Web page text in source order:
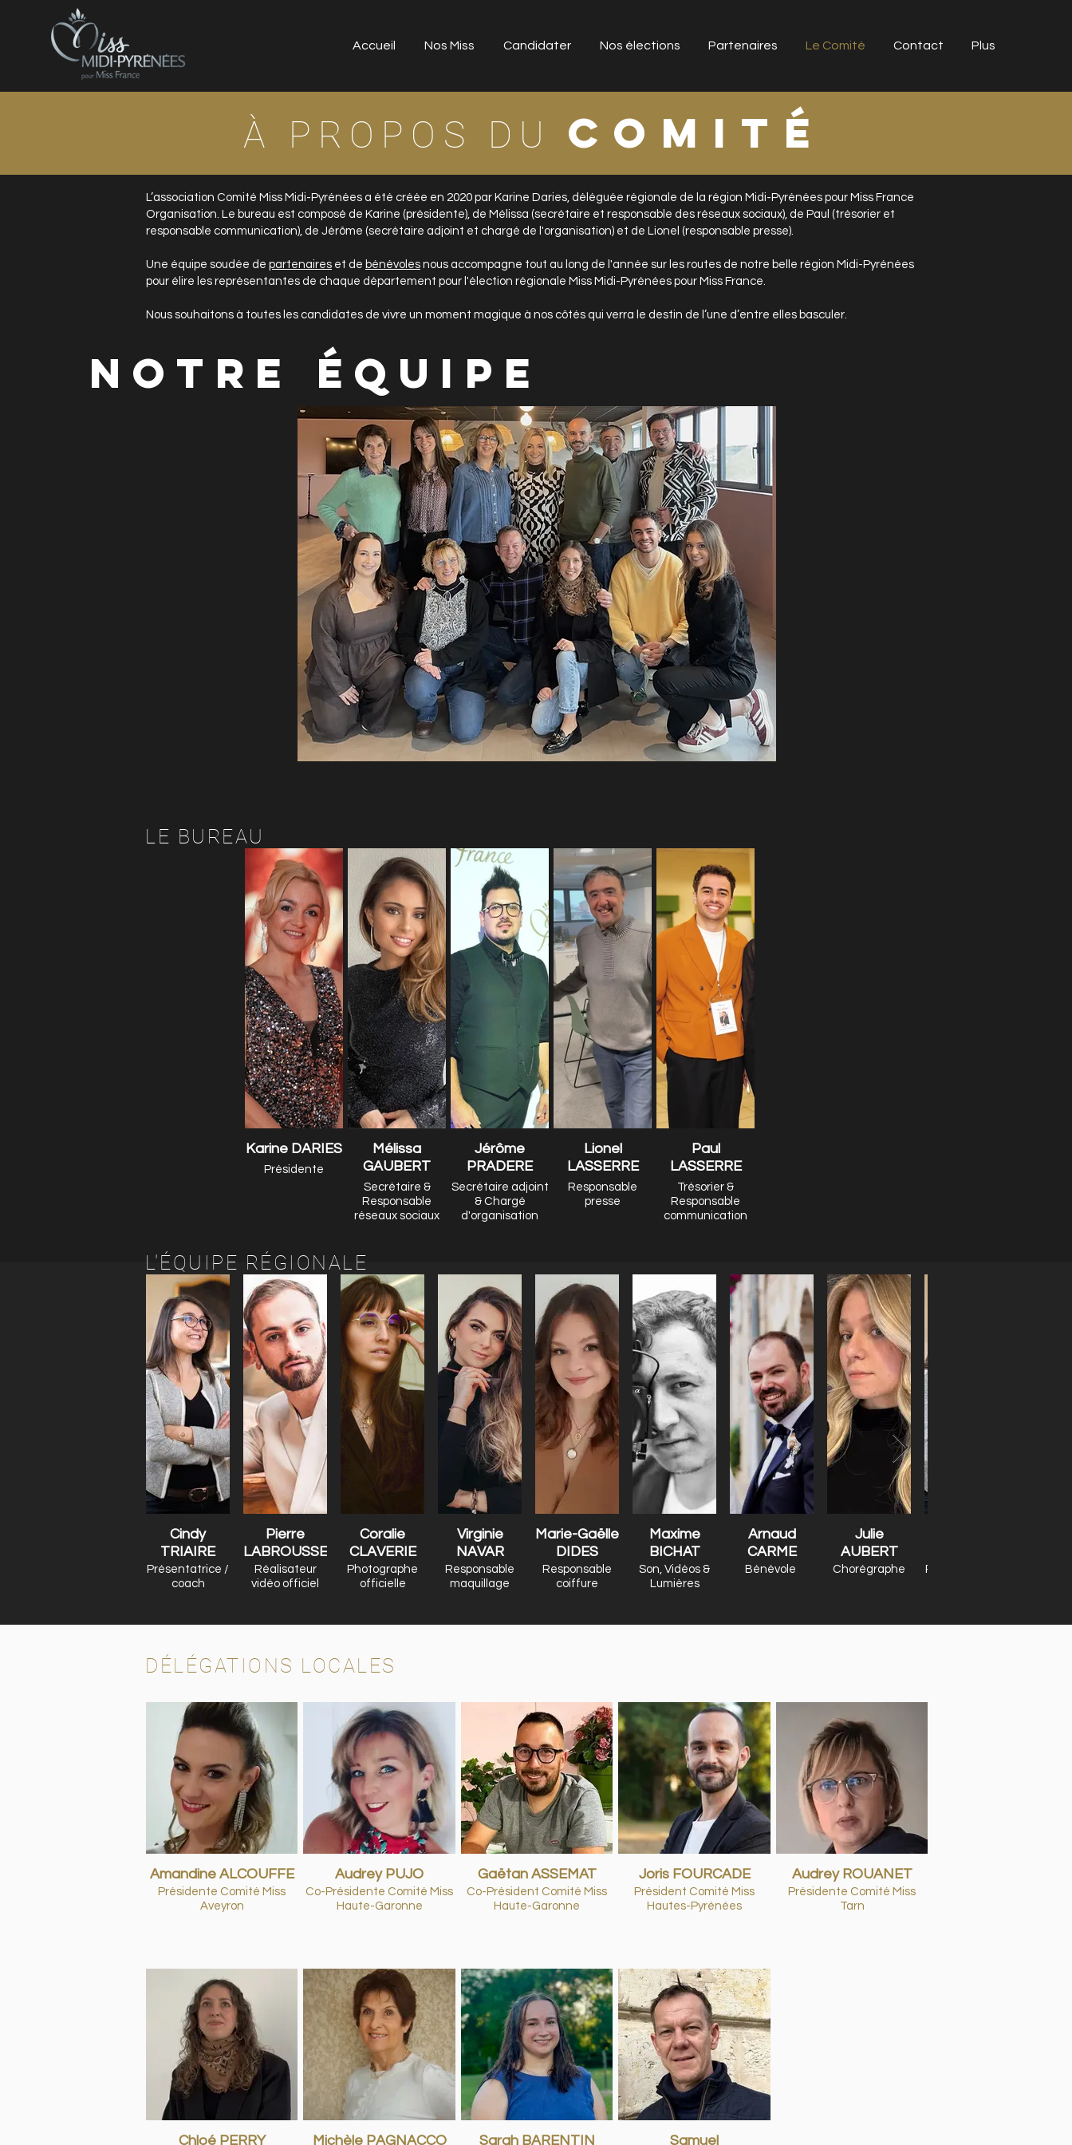
Accueil Nos Miss Candidater Nos élections Partenaires Le Comité Contact Plus
À PROPOS DU COMITÉ
L’association Comité Miss Midi-Pyrénées a été créée en 2020 par Karine Daries, déléguée régionale de la région Midi-Pyrénées pour Miss France
Organisation. Le bureau est composé de Karine (présidente), de Mélissa (secrétaire et responsable des réseaux sociaux), de Paul (trésorier et
responsable communication), de Jérôme (secrétaire adjoint et chargé de l'organisation) et de Lionel (responsable presse).
Une équipe soudée de partenaires et de bénévoles nous accompagne tout au long de l'année sur les routes de notre belle région Midi-Pyrénées
pour élire les représentantes de chaque département pour l'élection régionale Miss Midi-Pyrénées pour Miss France.
Nous souhaitons à toutes les candidates de vivre un moment magique à nos côtés qui verra le destin de l’une d’entre elles basculer.
NOTRE ÉQUIPE
LE BUREAU
Karine DARIES
Présidente
Mélissa
GAUBERT
Secrétaire &
Responsable
réseaux sociaux
Jérôme
PRADERE
Secrétaire adjoint
& Chargé
d'organisation
Lionel
LASSERRE
Responsable
presse
Paul
LASSERRE
Trésorier &
Responsable
communication
L'ÉQUIPE RÉGIONALE
Cindy
TRIAIRE
Présentatrice /
coach
Pierre
LABROUSSE
Réalisateur
vidéo officiel
Coralie
CLAVERIE
Photographe
officielle
Virginie
NAVAR
Responsable
maquillage
Marie-Gaëlle
DIDES
Responsable
coiffure
Maxime
BICHAT
Son, Vidéos &
Lumières
Arnaud
CARME
Bénévole
Julie
AUBERT
Chorégraphe
Présentatrice /
DÉLÉGATIONS LOCALES
Amandine ALCOUFFE
Présidente Comité Miss
Aveyron
Audrey PUJO
Co-Présidente Comité Miss
Haute-Garonne
Gaëtan ASSEMAT
Co-Président Comité Miss
Haute-Garonne
Joris FOURCADE
Président Comité Miss
Hautes-Pyrénées
Audrey ROUANET
Présidente Comité Miss
Tarn
Chloé PERRY Michèle PAGNACCO Sarah BARENTIN Samuel